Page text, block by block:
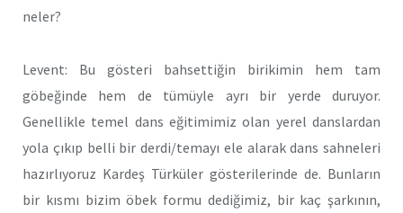
neler?
Levent: Bu gösteri bahsettiğin birikimin hem tam
göbeğinde hem de tümüyle ayrı bir yerde duruyor.
Genellikle temel dans eğitimimiz olan yerel danslardan
yola çıkıp belli bir derdi/temayı ele alarak dans sahneleri
hazırlıyoruz Kardeş Türküler gösterilerinde de. Bunların
bir kısmı bizim öbek formu dediğimiz, bir kaç şarkının,